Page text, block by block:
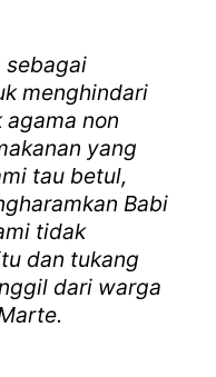
sebagai
menghindari
non
yang
tau betul,
Babi
tidak
dan tukang
dari warga